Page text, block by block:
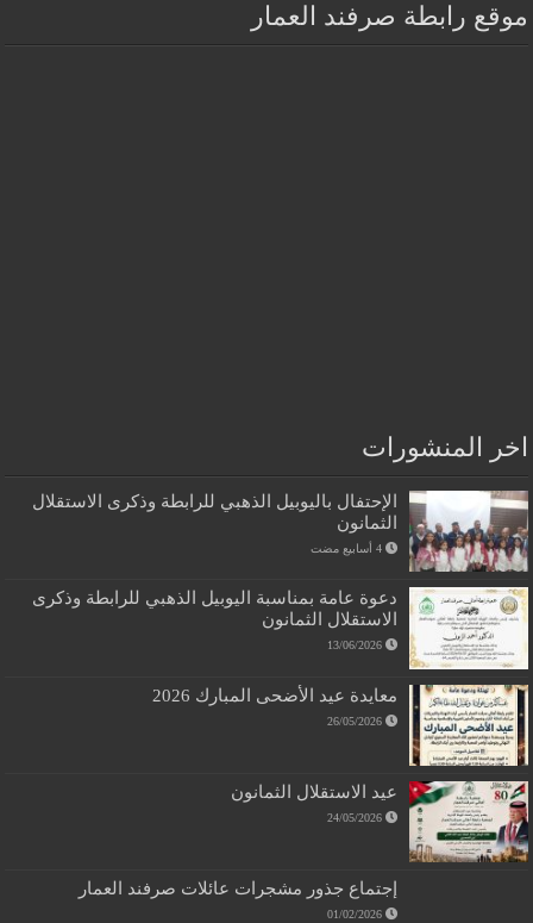
موقع رابطة صرفند العمار
اخر المنشورات
الإحتفال باليوبيل الذهبي للرابطة وذكرى الاستقلال
الثمانون
‏4 أسابيع مضت
دعوة عامة بمناسبة اليوبيل الذهبي للرابطة وذكرى
الاستقلال الثمانون
13/06/2026
معايدة عيد الأضحى المبارك 2026
26/05/2026
عيد الاستقلال الثمانون
24/05/2026
إجتماع جذور مشجرات عائلات صرفند العمار
01/02/2026